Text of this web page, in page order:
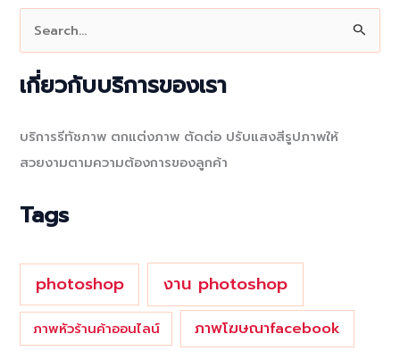
r
เกี่ยวกับบริการของเรา
บริการรีทัชภาพ ตกแต่งภาพ ตัดต่อ ปรับแสงสีรูปภาพให้
สวยงามตามความต้องการของลูกค้า
Tags
photoshop งาน photoshop
ภาพหัวร้านค้าออนไลน์ ภาพโฆษณาfacebook